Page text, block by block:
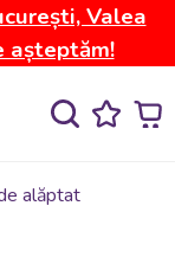
Valea
așteptăm!
alăptat